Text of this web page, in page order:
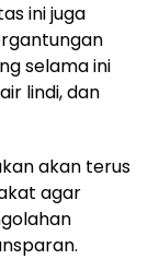
ini juga
selama ini
lindi, dan
akan terus
agar